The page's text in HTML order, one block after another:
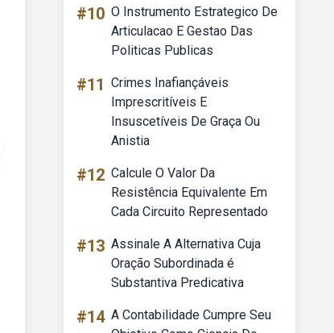
#10 O Instrumento Estrategico De
Articulacao E Gestao Das
Politicas Publicas
#11 Crimes Inafiançáveis
Imprescritíveis E
Insuscetíveis De Graça Ou
Anistia
#12 Calcule O Valor Da
Resistência Equivalente Em
Cada Circuito Representado
#13 Assinale A Alternativa Cuja
Oração Subordinada é
Substantiva Predicativa
#14 A Contabilidade Cumpre Seu